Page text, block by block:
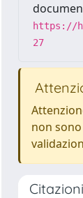
https://
27
non
Citazioni